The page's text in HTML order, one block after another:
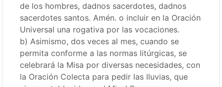
de los hombres, dadnos sacerdotes, dadnos
sacerdotes santos. Amén. o incluir en la Oración
Universal una rogativa por las vocaciones.
b) Asimismo, dos veces al mes, cuando se
permita conforme a las normas litúrgicas, se
celebrará la Misa por diversas necesidades, con
la Oración Colecta para pedir las lluvias, que